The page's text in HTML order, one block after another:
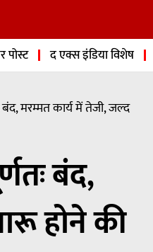
द एक्स इंडिया विशेष
बंद, मरम्मत कार्य में तेजी, जल्द
बंद,
होने की